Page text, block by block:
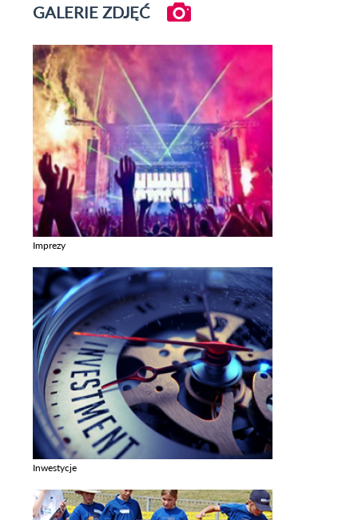
GALERIE ZDJĘĆ
Imprezy
Inwestycje